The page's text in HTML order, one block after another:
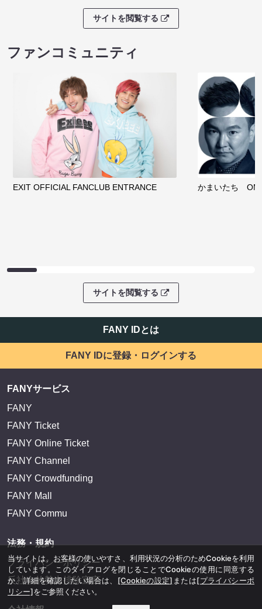
サイトを閲覧する
ファンコミュニティ
EXIT OFFICIAL FANCLUB ENTRANCE かまいたち
サイトを閲覧する
FANY IDとは
FANY IDに登録・ログインする
FANYサービス
FANY
FANY Ticket
FANY Online Ticket
FANY Channel
FANY Crowdfunding
FANY Mall
FANY Commu
法務・規約
プライバシーポリシー
反社会的勢力排除宣言
当サイトは、お客様の使いやすさ、利用状況の分析のためCookieを利用
しています。このダイアログを閉じることでCookieの使用に同意する
か、詳細を確認したい場合は、 [Cookieの設定] または[プライバシーポ
リシー]をご参照ください。